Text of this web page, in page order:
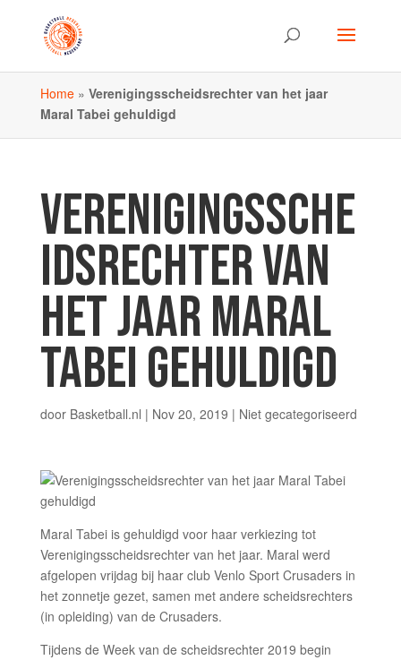
Home» Verenigingsscheidsrechter van het jaar
Maral Tabei gehuldigd
VERENIGINGSSCHE
IDSRECHTER VAN
HET JAAR MARAL
TABEI GEHULDIGD
door Basketball.nl | Nov 20, 2019 | Niet gecategoriseerd
Maral Tabei is gehuldigd voor haar verkiezing tot
Verenigingsscheidsrechter van het jaar. Maral werd
afgelopen vrijdag bij haar club Venlo Sport Crusaders in
het zonnetje gezet, samen met andere scheidsrechters
(in opleiding) van de Crusaders.
Tijdens de Week van de scheidsrechter 2019 begin